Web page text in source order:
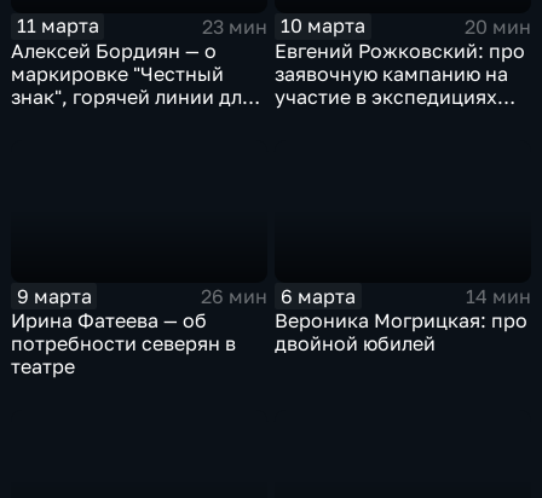
11 марта
23 мин
Алексей Бордиян — о
маркировке "Честный
знак", горячей линии для
10 марта
20 мин
Евгений Рожковский: про
заявочную кампанию на
участие в экспедициях
9 марта
26 мин
Ирина Фатеева — об
потребности северян в
театре
6 марта
14 мин
Вероника Могрицкая: про
двойной юбилей